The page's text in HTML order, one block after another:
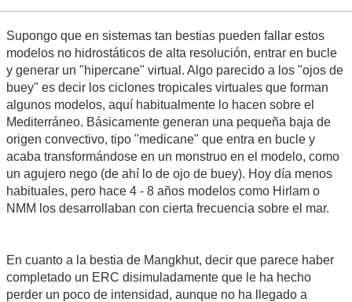
Supongo que en sistemas tan bestias pueden fallar estos
modelos no hidrostáticos de alta resolución, entrar en bucle
y generar un "hipercane" virtual. Algo parecido a los "ojos de
buey" es decir los ciclones tropicales virtuales que forman
algunos modelos, aquí habitualmente lo hacen sobre el
Mediterráneo. Básicamente generan una pequeña baja de
origen convectivo, tipo "medicane" que entra en bucle y
acaba transformándose en un monstruo en el modelo, como
un agujero nego (de ahí lo de ojo de buey). Hoy día menos
habituales, pero hace 4 - 8 años modelos como Hirlam o
NMM los desarrollaban con cierta frecuencia sobre el mar.
En cuanto a la bestia de Mangkhut, decir que parece haber
completado un ERC disimuladamente que le ha hecho
perder un poco de intensidad, aunque no ha llegado a